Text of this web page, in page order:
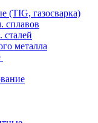
(TIG, газосварка)
сплавов
металла